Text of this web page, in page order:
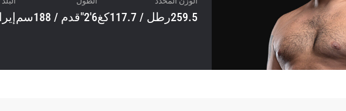
259.5رطل / 117.7كغ 6'2"قدم / 188سم